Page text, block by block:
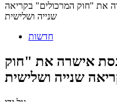
את "חוק המרכולים" בקריאה
שנייה ושלישית
חדשות
אישרה את "חוק
שנייה ושלישית